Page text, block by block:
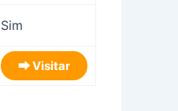
Sim
⮕ Visitar